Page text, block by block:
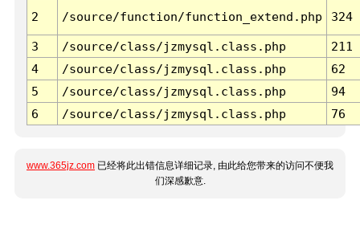
2 /source/function/function_extend.php 324
3 /source/class/jzmysql.class.php
211
4
/source/class/jzmysql.class.php
62
5
/source/class/jzmysql.class.php
94
6
/source/class/jzmysql.class.php 76
www.365jz.com 已经将此出错信息详细记录, 由此给您带来的访问不便我
们深感歉意.